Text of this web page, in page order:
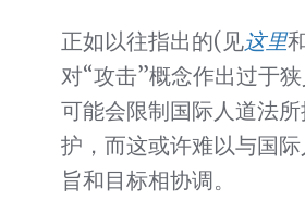
正如以往指出的(见这里
对“攻击”概念作出过于狭
可能会限制国际人道法
护，而这或许难以与国
旨和目标相协调。